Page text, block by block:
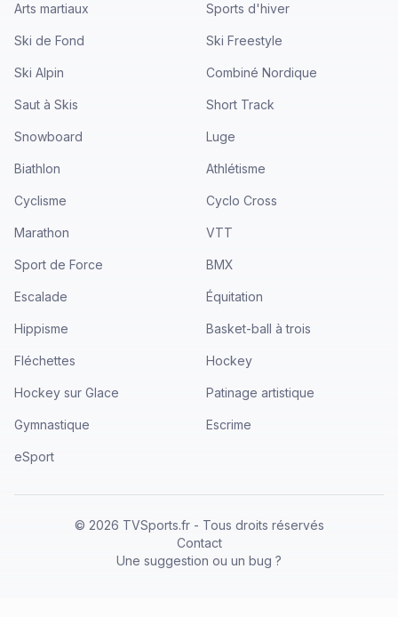
Arts martiaux Sports d'hiver
Ski de Fond Ski Freestyle
Ski Alpin Combiné Nordique
Saut à Skis Short Track
Snowboard Luge
Biathlon Athlétisme
Cyclisme Cyclo Cross
Marathon VTT
Sport de Force BMX
Escalade Équitation
Hippisme Basket-ball à trois
Fléchettes Hockey
Hockey sur Glace Patinage artistique
Gymnastique Escrime
eSport
© 2026 TVSports.fr - Tous droits réservés
Contact
Une suggestion ou un bug ?